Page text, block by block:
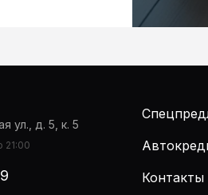
ул., д. 5, к. 5
21:00
Контакты